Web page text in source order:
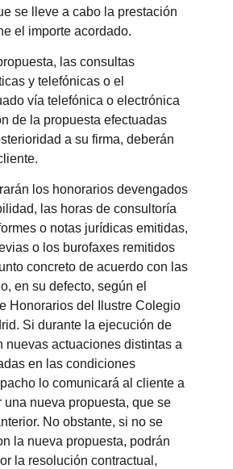
se lleve a cabo la prestación
el importe acordado.
las consultas
y telefónicas o el
vía telefónica o electrónica
de la propuesta efectuadas
a su firma, deberán
los honorarios devengados
las horas de consultoría
o notas jurídicas emitidas,
o los burofaxes remitidos
concreto de acuerdo con las
en su defecto, según el
Honorarios del Ilustre Colegio
. Si durante la ejecución de
nuevas actuaciones distintas a
en las condiciones
lo comunicará al cliente a
una nueva propuesta, que se
No obstante, si no se
la nueva propuesta, podrán
la resolución contractual,